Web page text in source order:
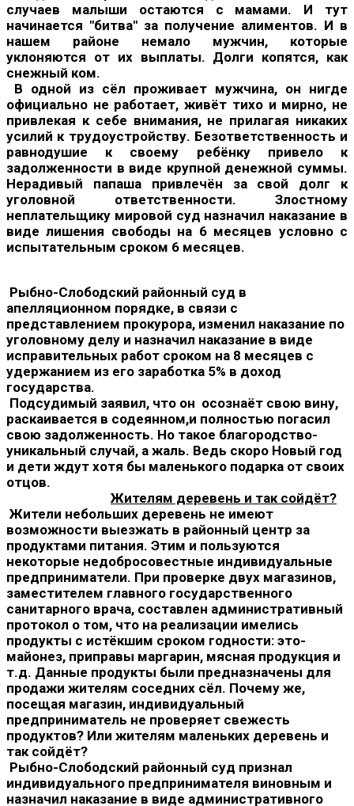
случаев малыши остаются с мамами. И тут
начинается "битва" за получение алиментов. И в
нашем районе немало мужчин, которые
уклоняются от их выплаты. Долги копятся, как
снежный ком.
В одной из сёл проживает мужчина, он нигде
официально не работает, живёт тихо и мирно, не
привлекая к себе внимания, не прилагая никаких
усилий к трудоустройству. Безответственность и
равнодушие к своему ребёнку привело к
задолженности в виде крупной денежной суммы.
Нерадивый папаша привлечён за свой долг к
уголовной ответственности. Злостному
неплательщику мировой суд назначил наказание в
виде лишения свободы на 6 месяцев условно с
испытательным сроком 6 месяцев.
Рыбно-Слободский районный суд в
апелляционном порядке, в связи с
представлением прокурора, изменил наказание по
уголовному делу и назначил наказание в виде
исправительных работ сроком на 8 месяцев с
удержанием из его заработка 5% в доход
государства.
Подсудимый заявил, что он осознаёт свою вину,
раскаивается в содеянном,и полностью погасил
свою задолженность. Но такое благородство-
уникальный случай, а жаль. Ведь скоро Новый год
и дети ждут хотя бы маленького подарка от своих
отцов.
Жителям деревень и так сойдёт?
Жители небольших деревень не имеют
возможности выезжать в районный центр за
продуктами питания. Этим и пользуются
некоторые недобросовестные индивидуальные
предприниматели. При проверке двух магазинов,
заместителем главного государственного
санитарного врача, составлен административный
протокол о том, что на реализации имелись
продукты с истёкшим сроком годности: это-
майонез, приправы маргарин, мясная продукция и
т.д. Данные продукты были предназначены для
продажи жителям соседних сёл. Почему же,
посещая магазин, индивидуальный
предприниматель не проверяет свежесть
продуктов? Или жителям маленьких деревень и
так сойдёт?
Рыбно-Слободский районный суд признал
индивидуального предпринимателя виновным и
назначил наказание в виде административного